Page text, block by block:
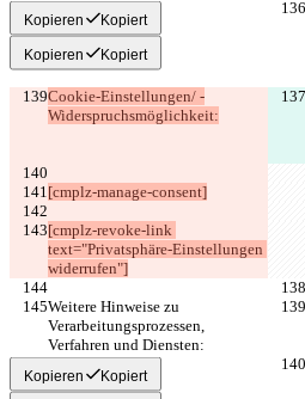
Kopieren Kopiert
Kopieren Kopiert
Cookie-Einstellungen/ -
Widerspruchsmöglichkeit:
[cmplz-manage-consent]
[cmplz-revoke-link
text="Privatsphäre-Einstellungen
widerrufen"]
Weitere Hinweise zu
Verarbeitungsprozessen,
Verfahren und Diensten:
Kopieren Kopiert